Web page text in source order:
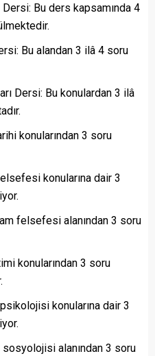
Bu ders kapsamında 4
Bu alandan 3 ilâ 4 soru
Dersi: Bu konulardan 3 ilâ
konularından 3 soru
konularına dair 3
felsefesi alanından 3 soru
konularından 3 soru
konularına dair 3
alanından 3 soru